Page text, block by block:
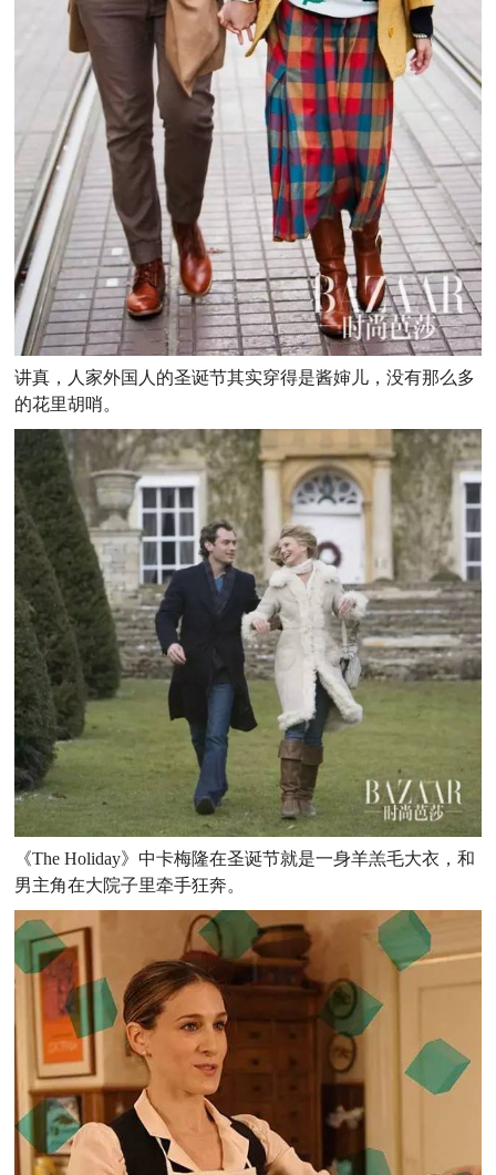
讲真，人家外国人的圣诞节其实穿得是酱婶儿，没有那么多
的花里胡哨。
《The Holiday》中卡梅隆在圣诞节就是一身羊羔毛大衣，和
男主角在大院子里牵手狂奔。